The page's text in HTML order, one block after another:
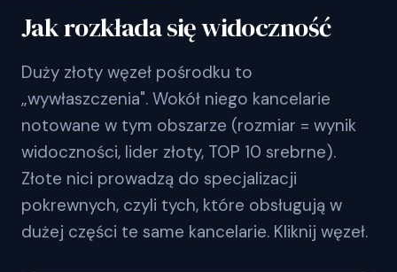
Jak rozkłada się widoczność
Duży złoty węzeł pośrodku to
„wywłaszczenia". Wokół niego kancelarie
notowane w tym obszarze (rozmiar = wynik
widoczności, lider złoty, TOP 10 srebrne).
Złote nici prowadzą do specjalizacji
pokrewnych, czyli tych, które obsługują w
dużej części te same kancelarie. Kliknij węzeł.